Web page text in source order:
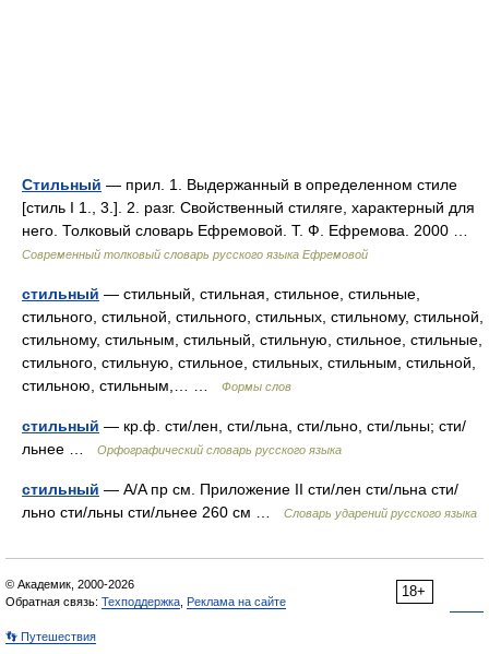
Стильный — прил. 1. Выдержанный в определенном стиле
[стиль I 1., 3.]. 2. разг. Свойственный стиляге, характерный для
него. Толковый словарь Ефремовой. Т. Ф. Ефремова. 2000 …
Современный толковый словарь русского языка Ефремовой
стильный — стильный, стильная, стильное, стильные,
стильного, стильной, стильного, стильных, стильному, стильной,
стильному, стильным, стильный, стильную, стильное, стильные,
стильного, стильную, стильное, стильных, стильным, стильной,
стильною, стильным,… …
Формы слов
стильный — кр.ф. сти/лен, сти/льна, сти/льно, сти/льны; сти/
льнее …
Орфографический словарь русского языка
стильный — A/A пр см. Приложение II сти/лен сти/льна сти/
льно сти/льны сти/льнее 260 см …
Словарь ударений русского языка
18+
© Академик, 2000-2026
Обратная связь: Техподдержка Реклама на сайте
👣 Путешествия